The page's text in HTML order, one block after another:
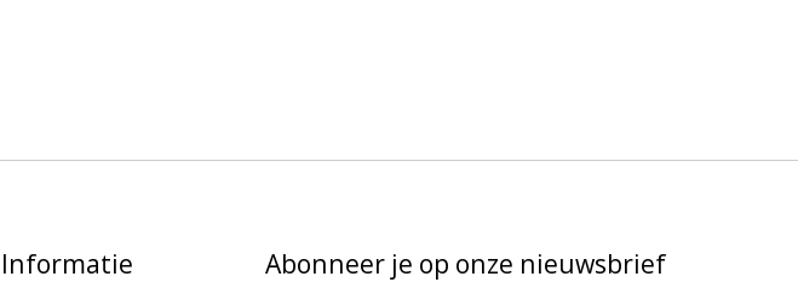
Informatie Abonneer je op onze nieuwsbrief